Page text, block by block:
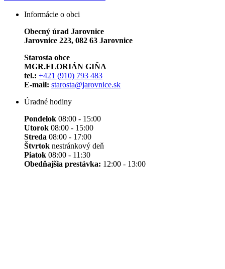
Informácie o obci
Obecný úrad Jarovnice
Jarovnice 223, 082 63 Jarovnice
Starosta obce
MGR.FLORIÁN GIŇA
tel.: +421 (910) 793 483
E-mail: starosta@jarovnice.sk
Úradné hodiny
Pondelok 08:00 - 15:00
Utorok 08:00 - 15:00
Streda 08:00 - 17:00
Štvrtok nestránkový deň
Piatok 08:00 - 11:30
Obedňajšia prestávka: 12:00 - 13:00